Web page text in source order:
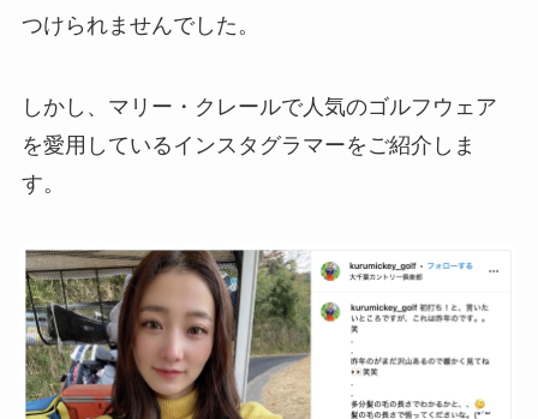
つけられませんでした。
しかし、マリー・クレールで人気のゴルフウェア
を愛用しているインスタグラマーをご紹介しま
す。